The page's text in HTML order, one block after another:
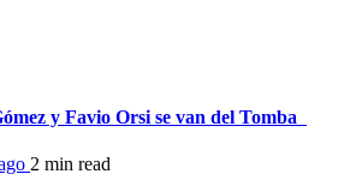
y Favio Orsi se van del Tomba
2 min read